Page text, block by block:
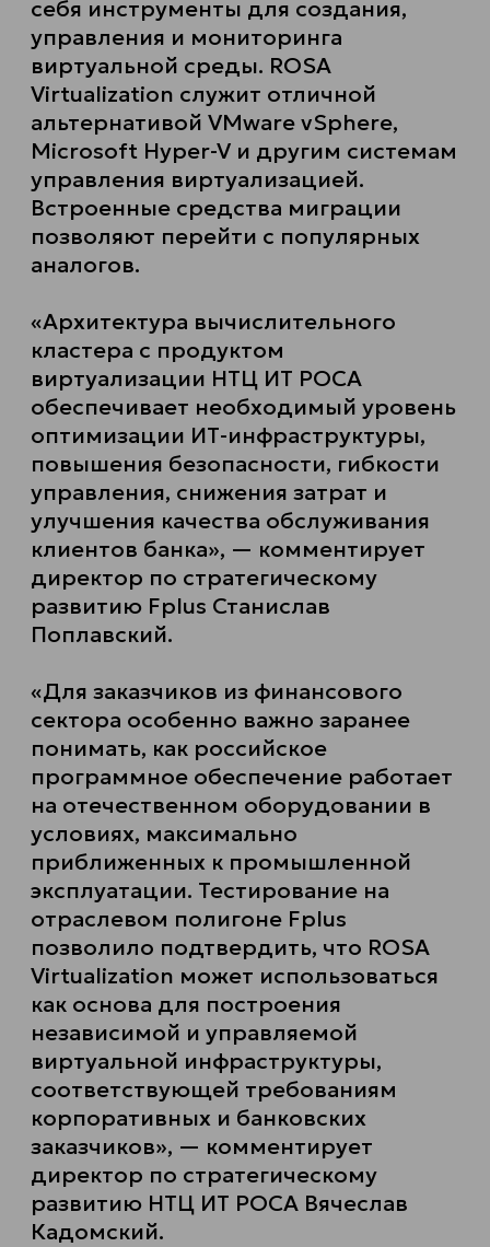
себя инструменты для создания,
управления и мониторинга
виртуальной среды. ROSA
Virtualization служит отличной
альтернативой VMware vSphere,
Microsoft Hyper-V и другим системам
управления виртуализацией.
Встроенные средства миграции
позволяют перейти с популярных
аналогов.
«Архитектура вычислительного
кластера с продуктом
виртуализации НТЦ ИТ РОСА
обеспечивает необходимый уровень
оптимизации ИТ-инфраструктуры,
повышения безопасности, гибкости
управления, снижения затрат и
улучшения качества обслуживания
клиентов банка», — комментирует
директор по стратегическому
развитию Fplus Станислав
Поплавский.
«Для заказчиков из финансового
сектора особенно важно заранее
понимать, как российское
программное обеспечение работает
на отечественном оборудовании в
условиях, максимально
приближенных к промышленной
эксплуатации. Тестирование на
отраслевом полигоне Fplus
позволило подтвердить, что ROSA
Virtualization может использоваться
как основа для построения
независимой и управляемой
виртуальной инфраструктуры,
соответствующей требованиям
корпоративных и банковских
заказчиков», — комментирует
директор по стратегическому
развитию НТЦ ИТ РОСА Вячеслав
Кадомский.